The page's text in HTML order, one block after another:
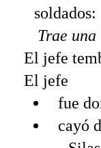
soldados:
Trae
El jefe
El jefe
fue
cayó